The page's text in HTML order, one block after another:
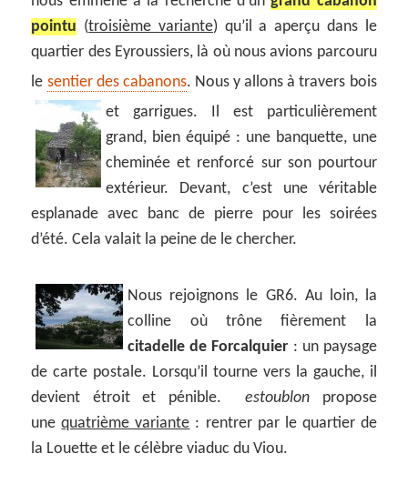
pointu (troisième variante) qu’il a aperçu dans le
quartier des Eyroussiers, là où nous avions parcouru
le sentier des cabanons. Nous y allons à travers bois
et garrigues. Il est particulièrement
grand, bien équipé : une banquette, une
cheminée et renforcé sur son pourtour
extérieur. Devant, c’est une véritable
esplanade avec banc de pierre pour les soirées
d’été. Cela valait la peine de le chercher.
Nous rejoignons le GR6. Au loin, la
colline où trône fièrement la
citadelle de Forcalquier : un paysage
de carte postale. Lorsqu’il tourne vers la gauche, il
devient étroit et pénible.estoublon propose
unequatrième variante : rentrer par le quartier de
la Louette et le célèbre viaduc du Viou.